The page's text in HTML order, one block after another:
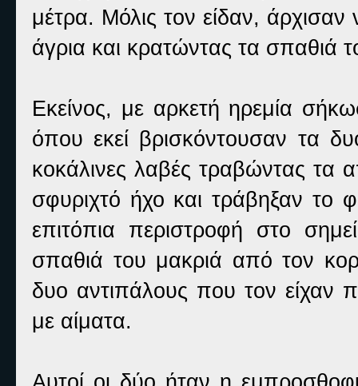
μέτρα. Μόλις τον είδαν,
άγρια και κρατώντας τα σπαθιά
Εκείνος, με αρκετή ηρεμία
όπου εκεί βρισκόντουσαν τα
κοκάλινες λαβές τραβώντας τα
σφυριχτό ήχο και τράβηξαν
επιτόπια περιστροφή στο
σπαθιά του μακριά από τον
δυο αντιπάλους που τον είχαν
με αίματα.